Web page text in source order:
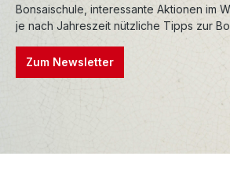
Bonsaischule, interessante Aktionen im
je nach Jahreszeit nützliche Tipps zur
Zum Newsletter